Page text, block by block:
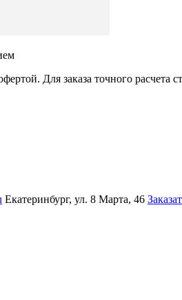
Для заказа точного расчета
Екатеринбург, ул. 8 Марта, 46